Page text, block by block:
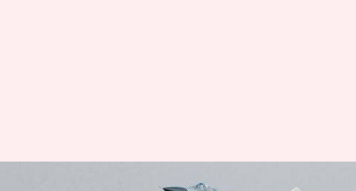
भारत ने लिया पुलवामा का बदला,